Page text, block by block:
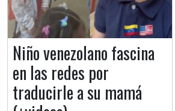
Niño venezolano fascina
en las redes por
traducirle a su mamá